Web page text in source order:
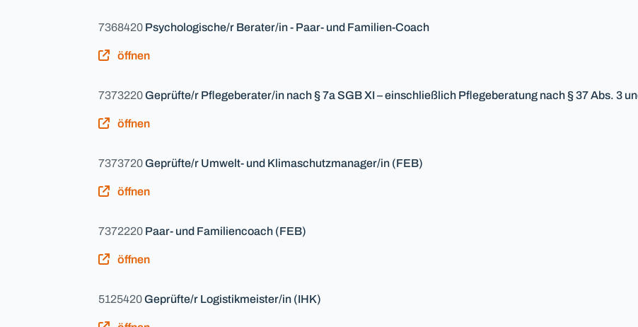
7368420 Psychologische/r Berater/in - Paar- und Familien-Coach
öffnen
7373220Geprüfte/r Pflegeberater/in nach § 7a SGB XI – einschließlich Pflegeberatung nach § 37 Abs. 3
öffnen
7373720Geprüfte/r Umwelt- und Klimaschutzmanager/in (FEB)
öffnen
7372220 Paar- und Familiencoach (FEB)
öffnen
5125420Geprüfte/r Logistikmeister/in (IHK)